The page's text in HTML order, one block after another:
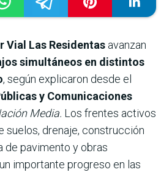
Vial Las Residentas avanzan
simultáneos en distintos
, según explicaron desde el
y Comunicaciones
Media. Los frentes activos
suelos, drenaje, construcción
de pavimento y obras
importante progreso en las